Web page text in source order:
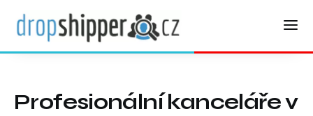
Profesionální kanceláře v